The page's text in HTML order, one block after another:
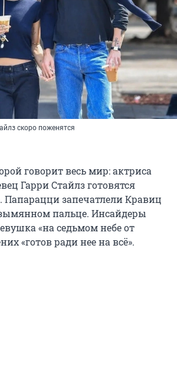
скоро поженятся
говорит весь мир: актриса
Гарри Стайлз готовятся
Папарацци запечатлели Кравиц
пальце. Инсайдеры
«на седьмом небе от
«готов ради нее на всё».